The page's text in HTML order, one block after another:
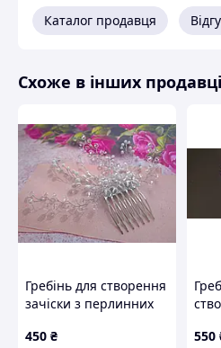
Каталог продавця
Схоже в інших
Гребінь для створення
зачіски з перлинних
450 ₴
550